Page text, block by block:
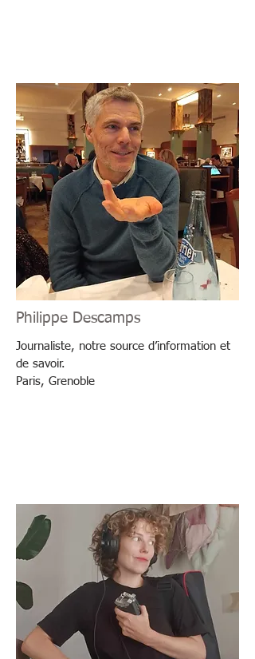
Philippe Descamps
Journaliste, notre source d’information et
de savoir.
Paris, Grenoble